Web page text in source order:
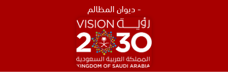
-ديوان المظالم